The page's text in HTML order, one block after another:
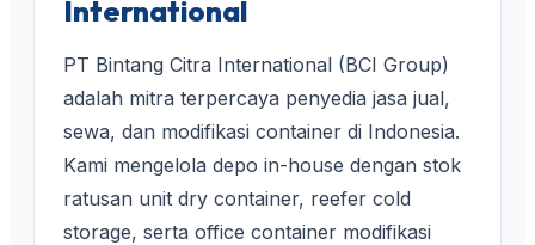
International
PT Bintang Citra International (BCI Group)
adalah mitra terpercaya penyedia jasa jual,
sewa, dan modifikasi container di Indonesia.
Kami mengelola depo in-house dengan stok
ratusan unit dry container, reefer cold
storage, serta office container modifikasi